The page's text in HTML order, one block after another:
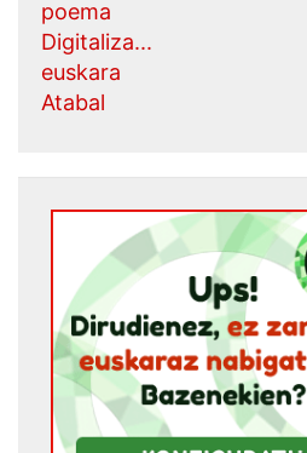
poema
Digitaliza...
euskara
Atabal